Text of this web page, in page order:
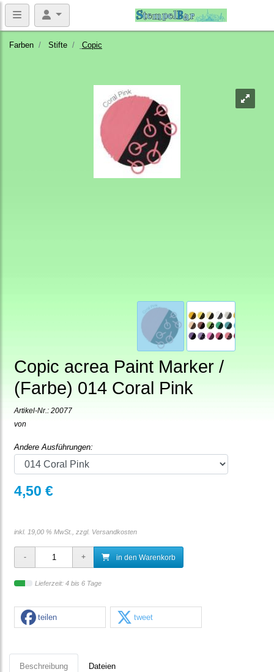
Farben Stifte Copic
Copic acrea Paint Marker /
(Farbe) 014 Coral Pink
Artikel-Nr.: 20077
von
Andere Ausführungen:
4,50 €
inkl. 19,00 % MwSt., zzgl. Versandkosten
in den Warenkorb
Lieferzeit: 4 bis 6 Tage
teilen tweet
Beschreibung Dateien